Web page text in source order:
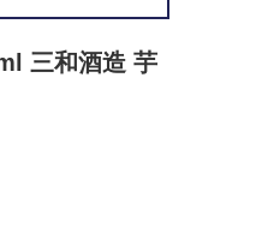
三和酒造 芋